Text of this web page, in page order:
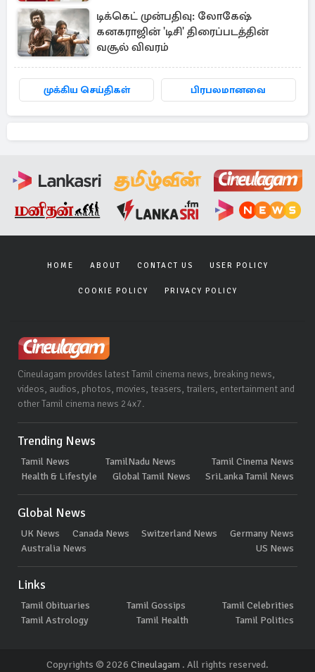
டிக்கெட் முன்பதிவு: லோகேஷ்
கனகராஜின் 'டிசி' திரைப்படத்தின்
வசூல் விவரம்
முக்கிய செய்திகள் பிரபலமானவை
HOME ABOUT CONTACT US USER POLICY
COOKIE POLICY PRIVACY POLICY
Cineulagam provides latest Tamil cinema news, breaking news,
videos, audios, photos, movies, teasers, trailers, entertainment and
other Tamil cinema news 24x7.
Trending News
Tamil News TamilNadu News
Tamil Cinema News
Health & Lifestyle
Global Tamil News SriLanka Tamil News
Global News
UK News Canada News Switzerland News
Germany News
Australia News
US News
Links
Tamil Obituaries Tamil Gossips
Tamil Celebrities
Tamil Astrology
Tamil Health Tamil Politics
Copyrights © 2026 Cineulagam . All rights reserved.